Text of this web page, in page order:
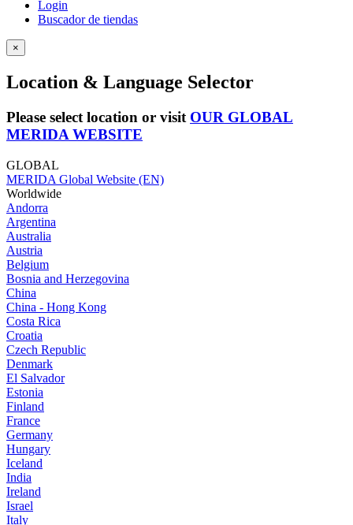
Login
Buscador de tiendas
×
Location & Language Selector
Please select location or visit OUR GLOBAL
MERIDA WEBSITE
GLOBAL
MERIDA Global Website (EN)
Worldwide
Andorra
Argentina
Australia
Austria
Belgium
Bosnia and Herzegovina
China
China - Hong Kong
Costa Rica
Croatia
Czech Republic
Denmark
El Salvador
Estonia
Finland
France
Germany
Hungary
Iceland
India
Ireland
Israel
Italy